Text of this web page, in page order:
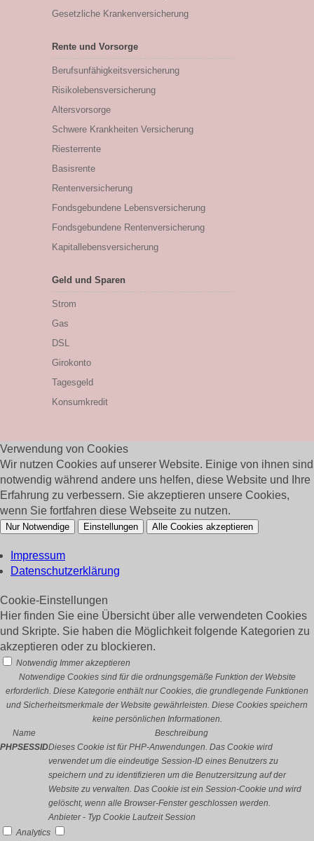
Gesetzliche Krankenversicherung
Rente und Vorsorge
Berufs­unfähigkeitsversicherung
Risikolebensversicherung
Altersvorsorge
Schwere Krankheiten Versicherung
Riesterrente
Basisrente
Rentenversicherung
Fondsgebundene Lebensversicherung
Fondsgebundene Rentenversicherung
Kapitallebensversicherung
Geld und Sparen
Strom
Gas
DSL
Girokonto
Tagesgeld
Konsumkredit
Verwendung von Cookies
Wir nutzen Cookies auf unserer Website. Einige von ihnen sind
notwendig während andere uns helfen, diese Website und Ihre
Erfahrung zu verbessern. Sie akzeptieren unsere Cookies,
wenn Sie fortfahren diese Webseite zu nutzen.
Nur Notwendige Einstellungen Alle Cookies akzeptieren
Impressum
Datenschutzerklärung
Cookie-Einstellungen
Hier finden Sie eine Übersicht über alle verwendeten Cookies
und Skripte. Sie haben die Möglichkeit folgende Kategorien zu
akzeptieren oder zu blockieren.
Notwendig Immer akzeptieren
Notwendige Cookies sind für die ordnungsgemäße Funktion der Website
erforderlich. Diese Kategorie enthält nur Cookies, die grundlegende Funktionen
und Sicherheitsmerkmale der Website gewährleisten. Diese Cookies speichern
keine persönlichen Informationen.
Name
Beschreibung
PHPSESSIDDieses Cookie ist für PHP-Anwendungen. Das Cookie wird
verwendet um die eindeutige Session-ID eines Benutzers zu
speichern und zu identifizieren um die Benutzersitzung auf der
Website zu verwalten. Das Cookie ist ein Session-Cookie und wird
gelöscht, wenn alle Browser-Fenster geschlossen werden.
Anbieter - Typ Cookie Laufzeit Session
Analytics